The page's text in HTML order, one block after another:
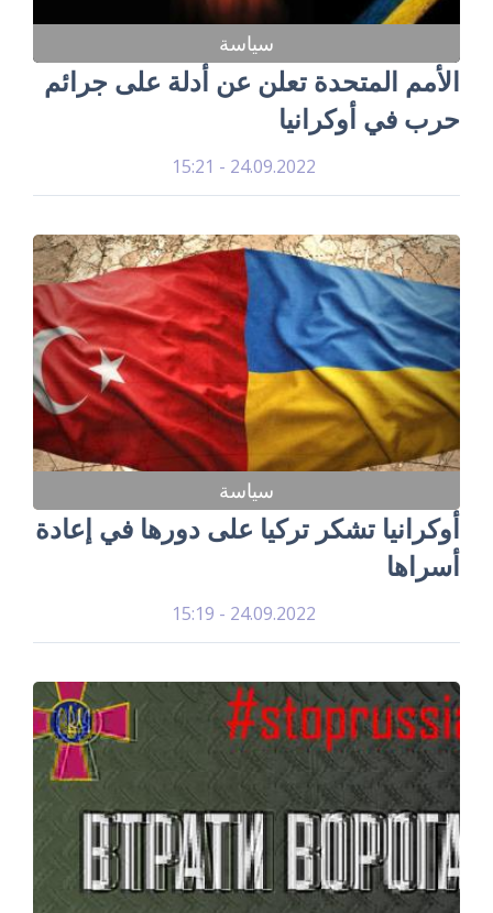
سياسة
الأمم المتحدة تعلن عن أدلة على جرائم
حرب في أوكرانيا
24.09.2022 - 15:21
سياسة
أوكرانيا تشكر تركيا على دورها في إعادة
أسراها
24.09.2022 - 15:19